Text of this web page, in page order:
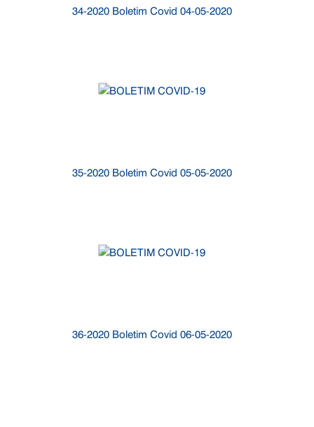
34-2020 Boletim Covid 04-05-2020
35-2020 Boletim Covid 05-05-2020
36-2020 Boletim Covid 06-05-2020